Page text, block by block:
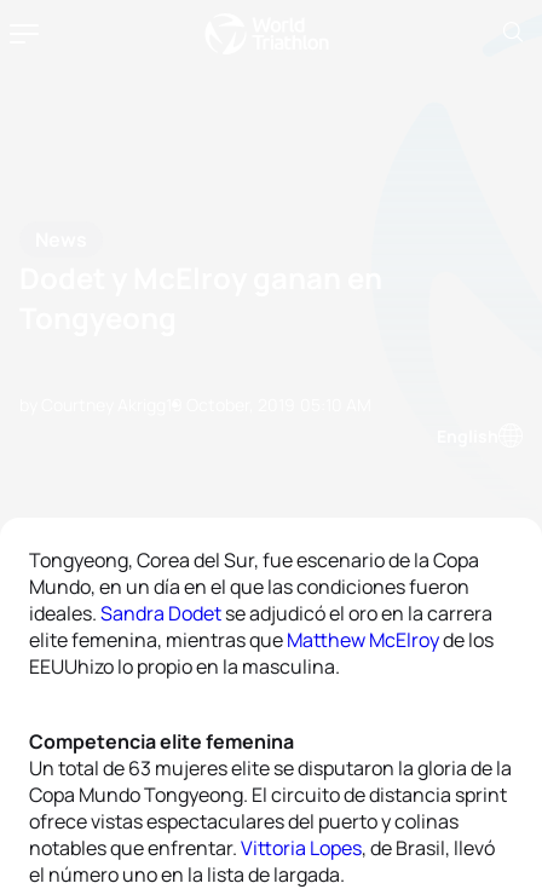
Tongyeong, Corea del Sur, fue escenario de la Copa
Mundo, en un día en el que las condiciones fueron
ideales.Sandra Dodetse adjudicó el oro en la carrera
elite femenina, mientras queMatthew McElroyde los
EEUUhizo lo propio en la masculina.
Competencia elite femenina
Un total de 63 mujeres elite se disputaron la gloria de la
Copa Mundo Tongyeong. El circuito de distancia sprint
ofrece vistas espectaculares del puerto y colinas
notables que enfrentar.Vittoria Lopes, de Brasil, llevó
el número uno en la lista de largada.